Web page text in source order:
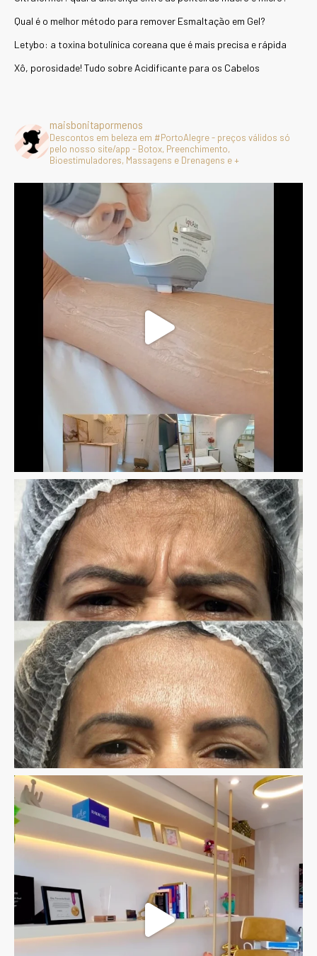
Qual é o melhor método para remover Esmaltação em Gel?
Letybo: a toxina botulínica coreana que é mais precisa e rápida
Xô, porosidade! Tudo sobre Acidificante para os Cabelos
maisbonitapormenos
Descontos em beleza em #PortoAlegre - preços válidos só
pelo nosso site/app - Botox, Preenchimento,
Bioestimuladores, Massagens e Drenagens e +